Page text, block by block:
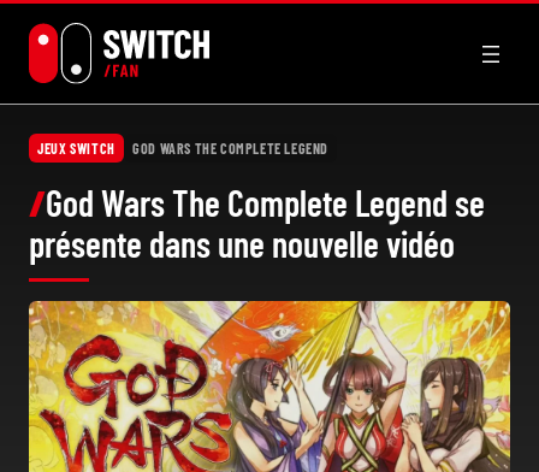
contenu
JEUX SWITCH GOD WARS THE COMPLETE LEGEND
God Wars The Complete Legend se
présente dans une nouvelle vidéo